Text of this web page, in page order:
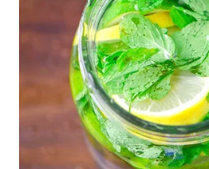
TAPANULI
UTARA
SAMOSIR
WN